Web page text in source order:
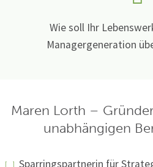
Wie soll Ihr
Managergeneration
Maren Lorth –
unabhängigen
Sparringspartnerin für